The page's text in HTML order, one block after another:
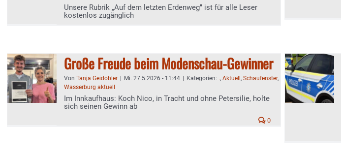
Unsere Rubrik „Auf dem letzten Erdenweg" ist für alle Leser
kostenlos zugänglich
Große Freude beim Modenschau-Gewinner
Von Tanja Geidobler Mi. 27.5.2026 - 11:44 Kategorien: ., Aktuell , Schaufenster,
Wasserburg aktuell
Im Innkaufhaus: Koch Nico, in Tracht und ohne Petersilie, holte
sich seinen Gewinn ab
0